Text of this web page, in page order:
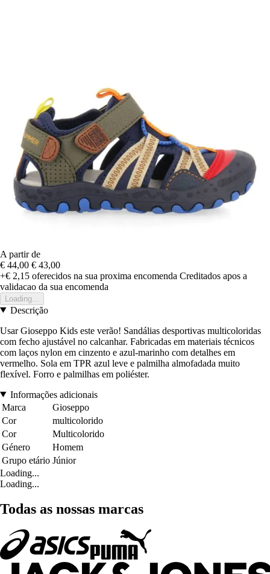
A partir de
€ 44,00 € 43,00
+€ 2,15 oferecidos na sua proxima encomenda Creditados apos a
validacao da sua encomenda
Loading...
Descrição
Usar Gioseppo Kids este verão! Sandálias desportivas multicoloridas
com fecho ajustável no calcanhar. Fabricadas em materiais técnicos
com laços nylon em cinzento e azul-marinho com detalhes em
vermelho. Sola em TPR azul leve e palmilha almofadada muito
flexível. Forro e palmilhas em poliéster.
Informações adicionais
Marca
Gioseppo
Cor
multicolorido
Cor
Multicolorido
Género
Homem
Grupo etário Júnior
Loading...
Loading...
Todas as nossas marcas